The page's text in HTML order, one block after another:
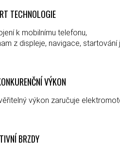
TECHNOLOGIE
k mobilnímu telefonu,
z displeje, navigace,
VÝKON
výkon zaručuje
BRZDY